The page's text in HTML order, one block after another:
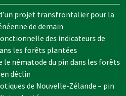
projet transfrontalier pour la
de demain
des indicateurs de
les forêts plantées
nématode du pin dans les forêts
en déclin
de Nouvelle-Zélande – pin